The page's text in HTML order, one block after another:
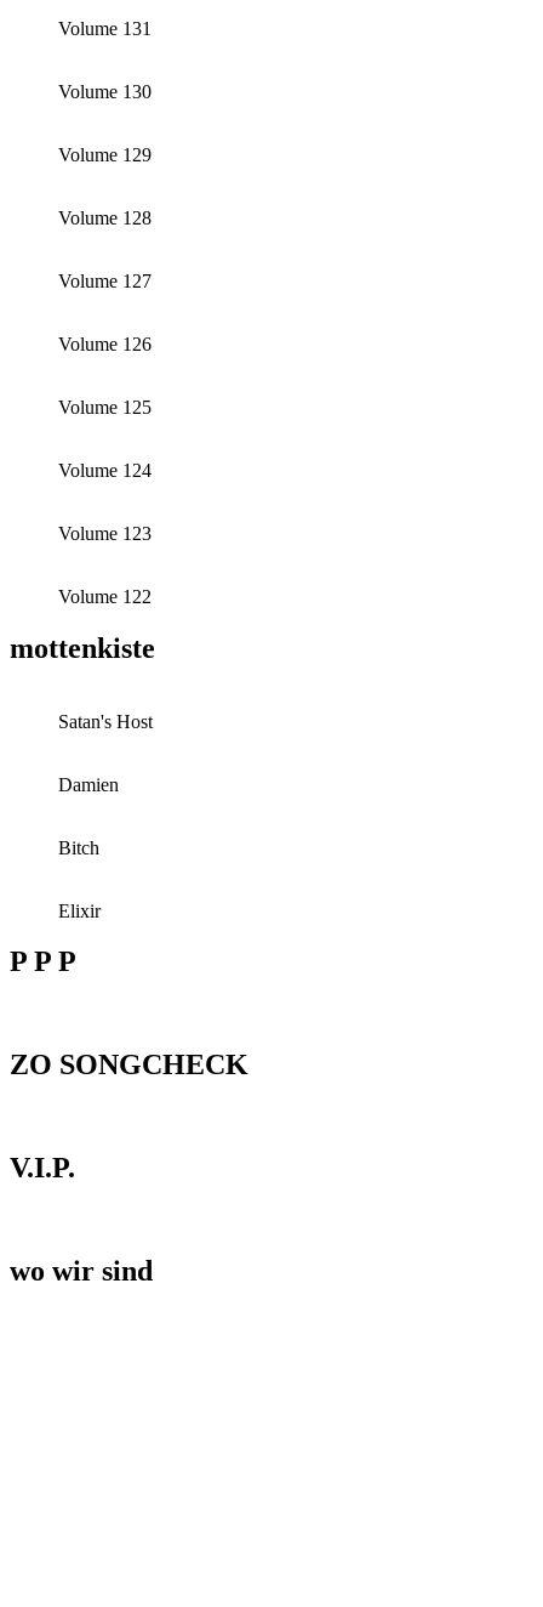
Volume 131
Volume 130
Volume 129
Volume 128
Volume 127
Volume 126
Volume 125
Volume 124
Volume 123
Volume 122
mottenkiste
Satan's Host
Damien
Bitch
Elixir
P P P
ZO SONGCHECK
V.I.P.
wo wir sind